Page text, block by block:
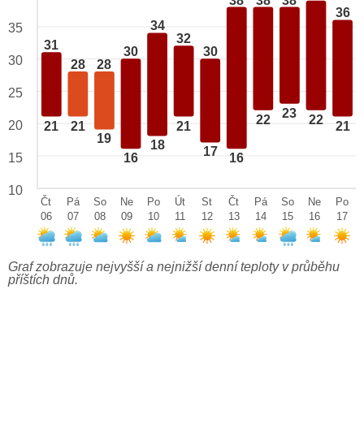
31
21
28
21
28
19
30
16
34
18
32
21
30
17 16
22 23 22
36
21
35
30
25
20
15
10
Čt
06
Pá
07
So
08
Ne
09
Po
10
Út
11
St
12
Čt
13
Pá
14
So
15
Ne
16
Po
17
Graf zobrazuje nejvyšší a nejnižší denní teploty v průběhu
příštích dnů.